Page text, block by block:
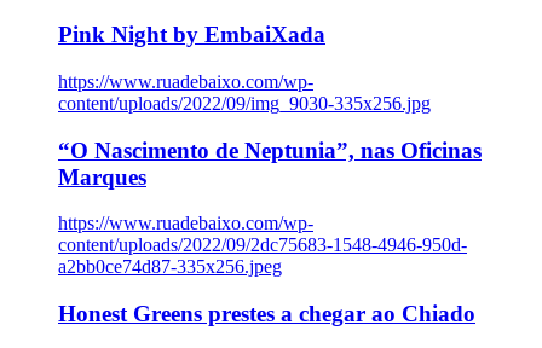
Pink Night by EmbaiXada
https://www.ruadebaixo.com/wp-
content/uploads/2022/09/img_9030-335x256.jpg
“O Nascimento de Neptunia”, nas Oficinas
Marques
https://www.ruadebaixo.com/wp-
content/uploads/2022/09/2dc75683-1548-4946-950d-
a2bb0ce74d87-335x256.jpeg
Honest Greens prestes a chegar ao Chiado